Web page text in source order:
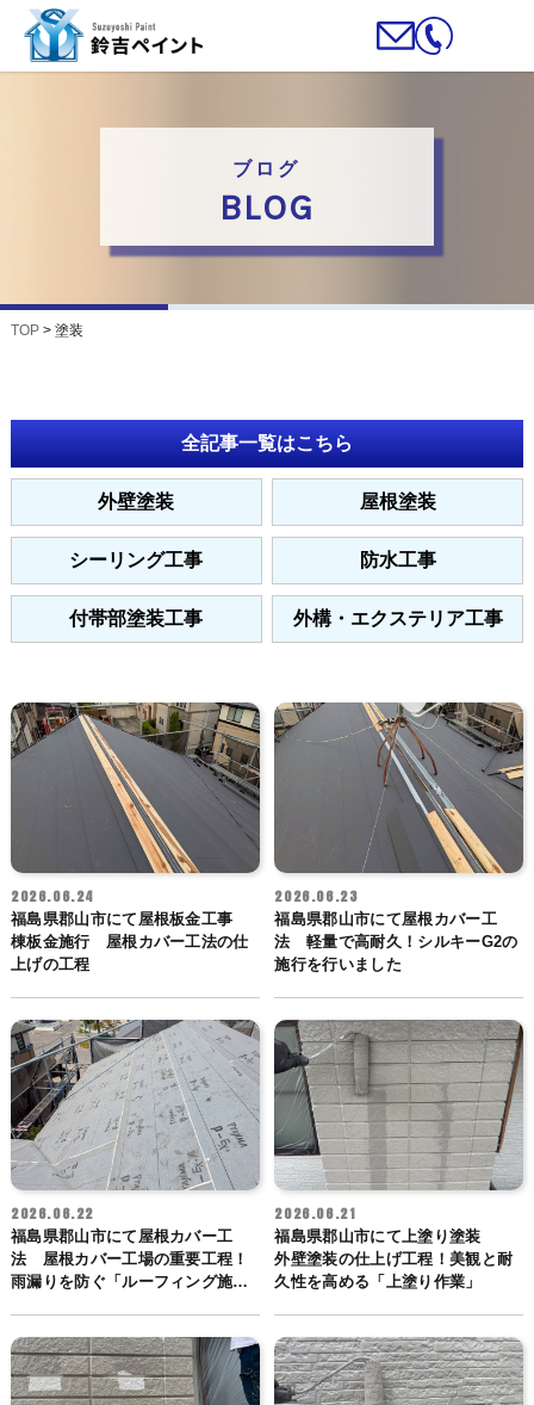
ブログ
BLOG
TOP> 塗装
全記事一覧はこちら
外壁塗装 屋根塗装
シーリング工事 防水工事
付帯部塗装工事 外構・エクステリア工事
2026.06.24
福島県郡山市にて屋根板金工事
棟板金施行 屋根カバー工法の仕
上げの工程
2026.06.23
福島県郡山市にて屋根カバー工
法 軽量で高耐久！シルキーG2の
施行を行いました
2026.06.22
福島県郡山市にて屋根カバー工
法 屋根カバー工場の重要工程！
雨漏りを防ぐ「ルーフィング施
2026.06.21
福島県郡山市にて上塗り塗装
外壁塗装の仕上げ工程！美観と耐
久性を高める「上塗り作業」